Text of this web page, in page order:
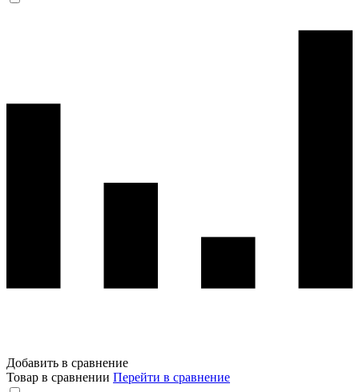
Добавить в сравнение
Товар в сравнении Перейти в сравнение